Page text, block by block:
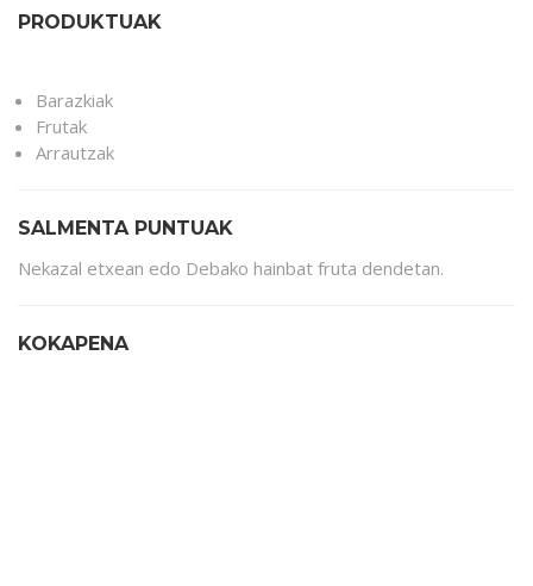
PRODUKTUAK
Barazkiak
Frutak
Arrautzak
SALMENTA PUNTUAK
Nekazal etxean edo Debako hainbat fruta dendetan.
KOKAPENA